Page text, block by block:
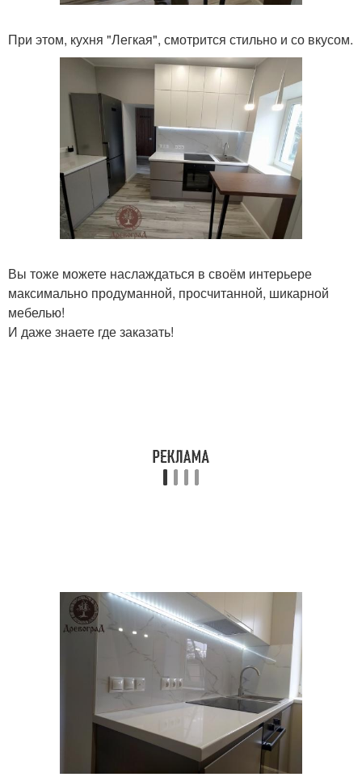
При этом, кухня "Легкая", смотрится стильно и со вкусом.
Вы тоже можете наслаждаться в своём интерьере
максимально продуманной, просчитанной, шикарной
мебелью!
И даже знаете где заказать!